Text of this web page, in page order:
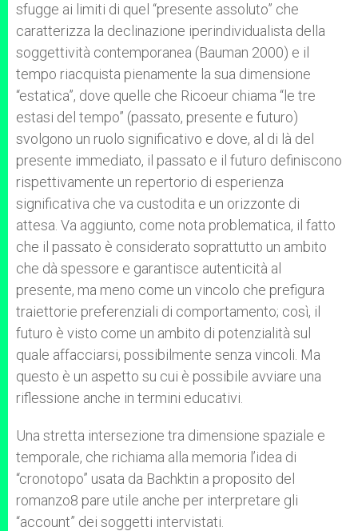
sfugge ai limiti di quel “presente assoluto” che
caratterizza la declinazione iperindividualista della
soggettività contemporanea (Bauman 2000) e il
tempo riacquista pienamente la sua dimensione
“estatica”, dove quelle che Ricoeur chiama “le tre
estasi del tempo” (passato, presente e futuro)
svolgono un ruolo significativo e dove, al di là del
presente immediato, il passato e il futuro definiscono
rispettivamente un repertorio di esperienza
significativa che va custodita e un orizzonte di
attesa. Va aggiunto, come nota problematica, il fatto
che il passato è considerato soprattutto un ambito
che dà spessore e garantisce autenticità al
presente, ma meno come un vincolo che prefigura
traiettorie preferenziali di comportamento; così, il
futuro è visto come un ambito di potenzialità sul
quale affacciarsi, possibilmente senza vincoli. Ma
questo è un aspetto su cui è possibile avviare una
riflessione anche in termini educativi.
Una stretta intersezione tra dimensione spaziale e
temporale, che richiama alla memoria l’idea di
“cronotopo” usata da Bachktin a proposito del
romanzo8 pare utile anche per interpretare gli
“account” dei soggetti intervistati.